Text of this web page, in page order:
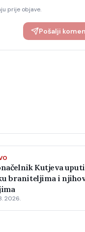
prije objave.
Pošalji
Kutjeva
braniteljima i
2026.